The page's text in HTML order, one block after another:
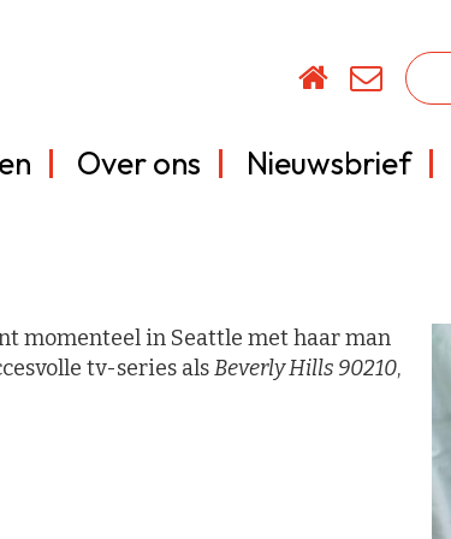
Over ons Nieuwsbrief
momenteel in Seattle met haar man
tv-series alsBeverly Hills 90210,